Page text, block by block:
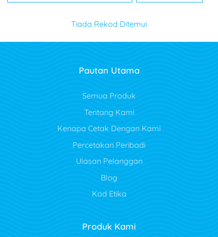
Tiada Rekod Ditemui
Pautan Utama
Semua Produk
Tentang Kami
Kenapa Cetak Dengan Kami
Percetakan Peribadi
Ulasan Pelanggan
Blog
Kod Etika
Produk Kami